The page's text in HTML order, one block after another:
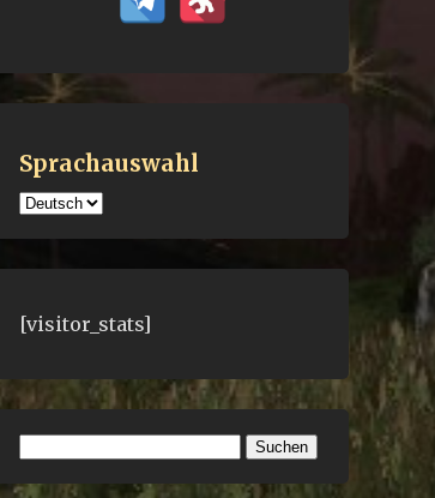
Sprachauswahl
Sprachauswahl
[visitor_stats]